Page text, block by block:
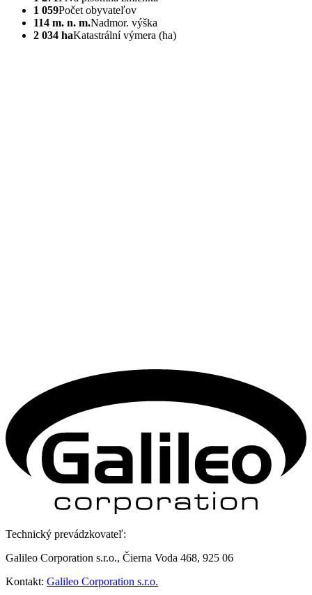
1 059Počet obyvateľov
114 m. n. m.Nadmor. výška
2 034 haKatastrální výmera (ha)
Technický prevádzkovateľ:
Galileo Corporation s.r.o., Čierna Voda 468, 925 06
Kontakt: Galileo Corporation s.r.o.